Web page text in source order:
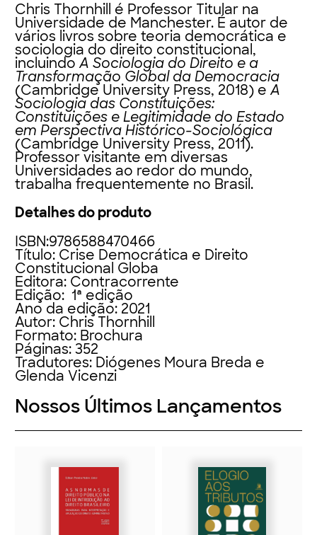
Chris Thornhill é Professor Titular na
Universidade de Manchester. É autor de
vários livros sobre teoria democrática e
sociologia do direito constitucional,
incluindoA Sociologia do Direito e a
Transformação Global da Democracia
(Cambridge University Press, 2018) eA
Sociologia das Constituições:
Constituições e Legitimidade do Estado
em Perspectiva Histórico-Sociológica
(Cambridge University Press, 2011).
Professor visitante em diversas
Universidades ao redor do mundo,
trabalha frequentemente no Brasil.
Detalhes do produto
ISBN:9786588470466
Título: Crise Democrática e Direito
Constitucional Globa
Editora: Contracorrente
Edição: 1ª edição
Ano da edição: 2021
Autor: Chris Thornhill
Formato: Brochura
Páginas: 352
Tradutores: Diógenes Moura Breda e
Glenda Vicenzi
Nossos Últimos Lançamentos